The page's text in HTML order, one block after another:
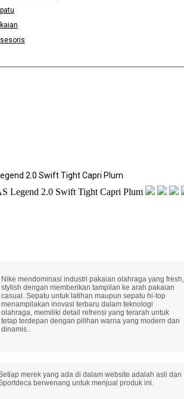
2.0 Swift Tight Capri Plum
Nike mendominasi industri pakaian olahraga yang fresh,
stylish dengan memberikan tampilan ke arah pakaian
casual. Sepatu untuk latihan maupun sepatu hi-top
menampilakan inovasi terbaru dalam teknologi
olahraga, memiliki detail refrensi yang terarah untuk
tetap terdepan dengan pilihan warna yang modern dan
dinamis..
merek yang ada di dalam website adalah asli dan
berwenang untuk menjual produk ini.